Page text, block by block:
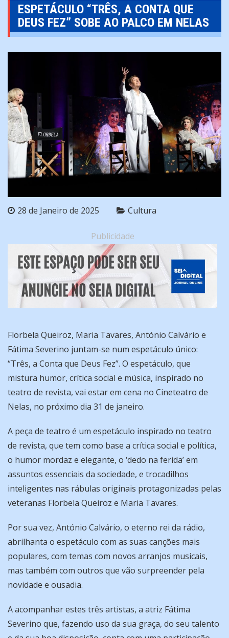
ESPETÁCULO “TRÊS, A CONTA QUE
DEUS FEZ” SOBE AO PALCO EM NELAS
28 de Janeiro de 2025 Cultura
Publicidade
Florbela Queiroz, Maria Tavares, António Calvário e
Fátima Severino juntam-se num espetáculo único:
“Três, a Conta que Deus Fez”. O espetáculo, que
mistura humor, crítica social e música, inspirado no
teatro de revista, vai estar em cena no Cineteatro de
Nelas, no próximo dia 31 de janeiro.
A peça de teatro é um espetáculo inspirado no teatro
de revista, que tem como base a crítica social e política,
o humor mordaz e elegante, o ‘dedo na ferida’ em
assuntos essenciais da sociedade, e trocadilhos
inteligentes nas rábulas originais protagonizadas pelas
veteranas Florbela Queiroz e Maria Tavares.
Por sua vez, António Calvário, o eterno rei da rádio,
abrilhanta o espetáculo com as suas canções mais
populares, com temas com novos arranjos musicais,
mas também com outros que vão surpreender pela
novidade e ousadia.
A acompanhar estes três artistas, a atriz Fátima
Severino que, fazendo uso da sua graça, do seu talento